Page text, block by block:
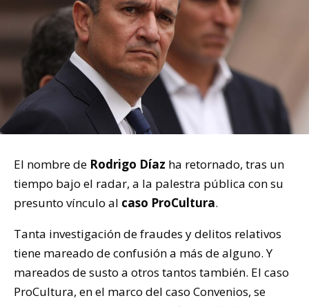
El nombre de Rodrigo Díaz ha retornado, tras un
tiempo bajo el radar, a la palestra pública con su
presunto vínculo al caso ProCultura.
Tanta investigación de fraudes y delitos relativos
tiene mareado de confusión a más de alguno. Y
mareados de susto a otros tantos también. El caso
ProCultura, en el marco del caso Convenios, se